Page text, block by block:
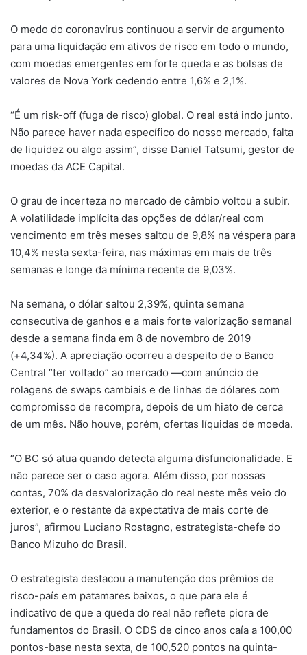
O medo do coronavírus continuou a servir de argumento
para uma liquidação em ativos de risco em todo o mundo,
com moedas emergentes em forte queda e as bolsas de
valores de Nova York cedendo entre 1,6% e 2,1%.
“É um risk-off (fuga de risco) global. O real está indo junto.
Não parece haver nada específico do nosso mercado, falta
de liquidez ou algo assim”, disse Daniel Tatsumi, gestor de
moedas da ACE Capital.
O grau de incerteza no mercado de câmbio voltou a subir.
A volatilidade implícita das opções de dólar/real com
vencimento em três meses saltou de 9,8% na véspera para
10,4% nesta sexta-feira, nas máximas em mais de três
semanas e longe da mínima recente de 9,03%.
Na semana, o dólar saltou 2,39%, quinta semana
consecutiva de ganhos e a mais forte valorização semanal
desde a semana finda em 8 de novembro de 2019
(+4,34%). A apreciação ocorreu a despeito de o Banco
Central “ter voltado” ao mercado —com anúncio de
rolagens de swaps cambiais e de linhas de dólares com
compromisso de recompra, depois de um hiato de cerca
de um mês. Não houve, porém, ofertas líquidas de moeda.
“O BC só atua quando detecta alguma disfuncionalidade. E
não parece ser o caso agora. Além disso, por nossas
contas, 70% da desvalorização do real neste mês veio do
exterior, e o restante da expectativa de mais corte de
juros”, afirmou Luciano Rostagno, estrategista-chefe do
Banco Mizuho do Brasil.
O estrategista destacou a manutenção dos prêmios de
risco-país em patamares baixos, o que para ele é
indicativo de que a queda do real não reflete piora de
fundamentos do Brasil. O CDS de cinco anos caía a 100,00
pontos-base nesta sexta, de 100,520 pontos na quinta-